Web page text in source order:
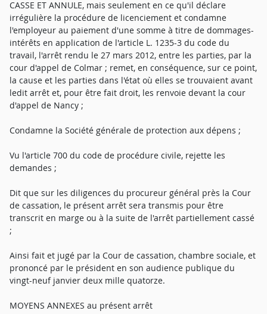
CASSE ET ANNULE, mais seulement en ce qu'il déclare
irrégulière la procédure de licenciement et condamne
l'employeur au paiement d'une somme à titre de dommages-
intérêts en application de l'article L. 1235-3 du code du
travail, l'arrêt rendu le 27 mars 2012, entre les parties, par la
cour d'appel de Colmar ; remet, en conséquence, sur ce point,
la cause et les parties dans l'état où elles se trouvaient avant
ledit arrêt et, pour être fait droit, les renvoie devant la cour
d'appel de Nancy ;
Condamne la Société générale de protection aux dépens ;
Vu l'article 700 du code de procédure civile, rejette les
demandes ;
Dit que sur les diligences du procureur général près la Cour
de cassation, le présent arrêt sera transmis pour être
transcrit en marge ou à la suite de l'arrêt partiellement cassé
;
Ainsi fait et jugé par la Cour de cassation, chambre sociale, et
prononcé par le président en son audience publique du
vingt-neuf janvier deux mille quatorze.
MOYENS ANNEXES au présent arrêt